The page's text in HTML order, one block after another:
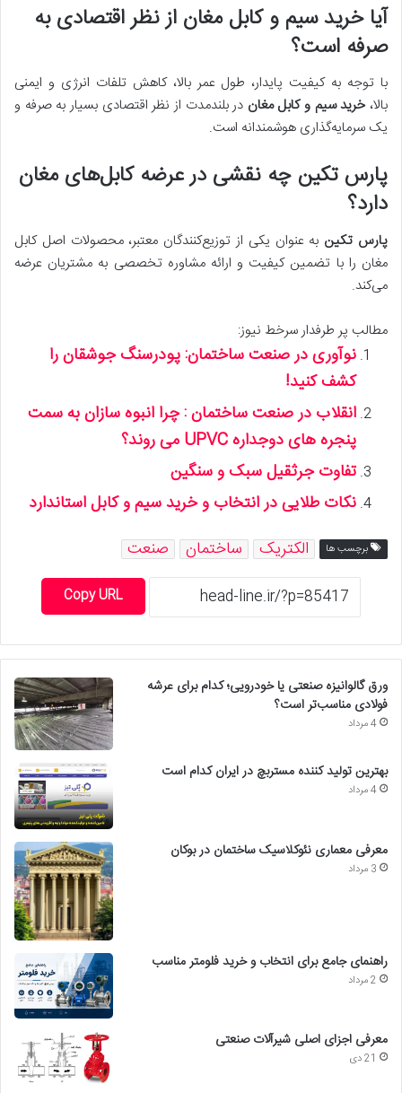
آیا خرید سیم و کابل مغان از نظر اقتصادی به
صرفه است؟
با توجه به کیفیت پایدار، طول عمر بالا، کاهش تلفات انرژی و ایمنی
بالا، خرید سیم و کابل مغان در بلندمدت از نظر اقتصادی بسیار به صرفه و
یک سرمایه‌گذاری هوشمندانه است.
پارس تکین چه نقشی در عرضه کابل‌های مغان
دارد؟
پارس تکین به عنوان یکی از توزیع‌کنندگان معتبر، محصولات اصل کابل
مغان را با تضمین کیفیت و ارائه مشاوره تخصصی به مشتریان عرضه
می‌کند.
مطالب پر طرفدار سرخط نیوز:
نوآوری در صنعت ساختمان: پودرسنگ جوشقان را
کشف کنید!
انقلاب در صنعت ساختمان : چرا انبوه سازان به سمت
پنجره های دوجداره UPVC می روند؟
تفاوت جرثقیل سبک و سنگین
نکات طلایی در انتخاب و خرید سیم و کابل استاندارد
برچسب ها الکتریک ساختمان صنعت
Copy URL
ورق گالوانیزه صنعتی یا خودرویی؛ کدام برای عرشه
فولادی مناسب‌تر است؟
4 مرداد
بهترین تولید کننده مستربچ در ایران کدام است
4 مرداد
معرفی معماری نئوکلاسیک ساختمان در بوکان
3 مرداد
راهنمای جامع برای انتخاب و خرید فلومتر مناسب
2 مرداد
معرفی اجزای اصلی شیرآلات صنعتی
21 دی